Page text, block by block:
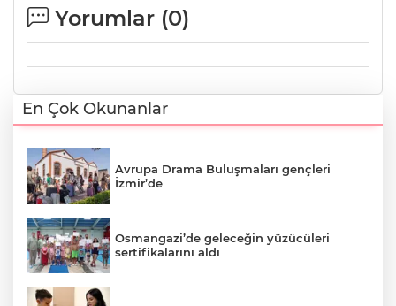
Yorumlar (0)
En Çok Okunanlar
Avrupa Drama Buluşmaları gençleri
İzmir’de
Osmangazi’de geleceğin yüzücüleri
sertifikalarını aldı